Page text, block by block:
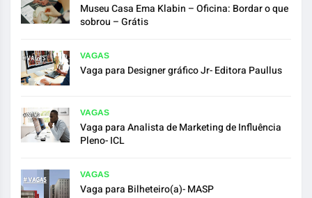
Museu Casa Ema Klabin – Oficina: Bordar o que
sobrou – Grátis
VAGAS
Vaga para Designer gráfico Jr- Editora Paullus
VAGAS
Vaga para Analista de Marketing de Influência
Pleno- ICL
VAGAS
Vaga para Bilheteiro(a)- MASP